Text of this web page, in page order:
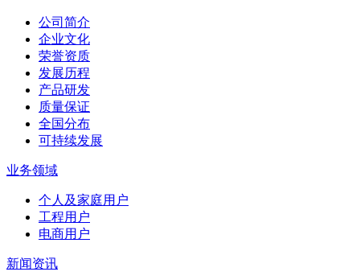
公司简介
企业文化
荣誉资质
发展历程
产品研发
质量保证
全国分布
可持续发展
业务领域
个人及家庭用户
工程用户
电商用户
新闻资讯